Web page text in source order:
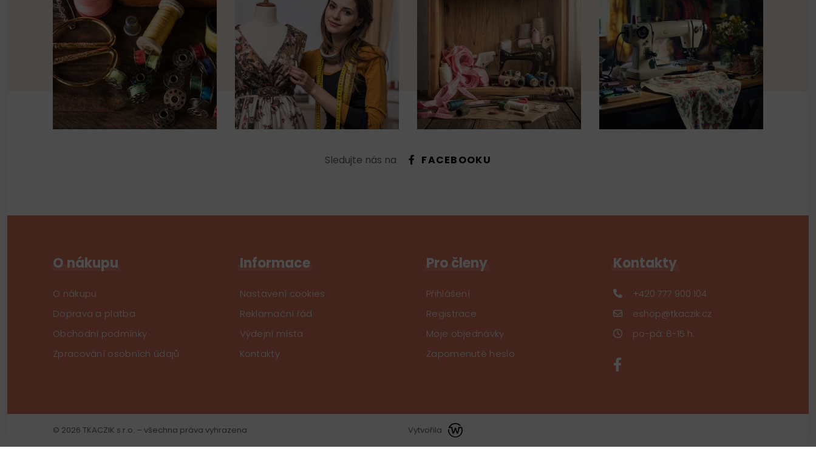
Sledujte nás na FACEBOOKU
O nákupu
O nákupu
Doprava a platba
Obchodní podmínky
Zpracování osobních údajů
Informace
Nastavení cookies
Reklamační řád
Výdejní místa
Kontakty
Pro členy
Přihlášení
Registrace
Moje objednávky
Zapomenuté heslo
Kontakty
+420 777 900 104
eshop@tkaczik.cz
po-pá: 8-15 h.
© 2026 TKACZIK s.r.o. – všechna práva vyhrazena Vytvořila